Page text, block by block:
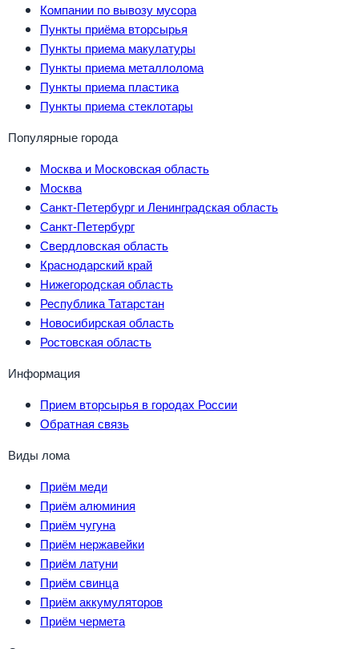
Компании по вывозу мусора
Пункты приёма вторсырья
Пункты приема макулатуры
Пункты приема металлолома
Пункты приема пластика
Пункты приема стеклотары
Популярные города
Москва и Московская область
Москва
Санкт-Петербург и Ленинградская область
Санкт-Петербург
Свердловская область
Краснодарский край
Нижегородская область
Республика Татарстан
Новосибирская область
Ростовская область
Информация
Прием вторсырья в городах России
Обратная связь
Виды лома
Приём меди
Приём алюминия
Приём чугуна
Приём нержавейки
Приём латуни
Приём свинца
Приём аккумуляторов
Приём чермета